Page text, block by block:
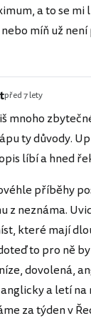
a to se mi
míň už
před 7 lety
mnoho
ty důvody.
líbí a hned
příběhy
z neznáma.
které mají
to pro ně
dovolená,
a letí na
za týden v